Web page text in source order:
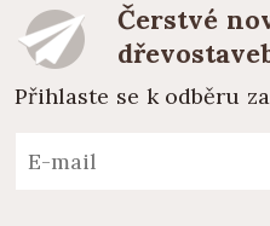
Čerstvé
Přihlaste se k odběru